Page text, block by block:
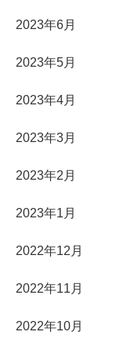
2023年6月
2023年5月
2023年4月
2023年3月
2023年2月
2023年1月
2022年12月
2022年11月
2022年10月